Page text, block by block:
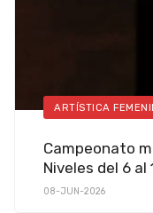
ARTÍSTICA
Campeonato
Niveles del 6 al
08-JUN-2026